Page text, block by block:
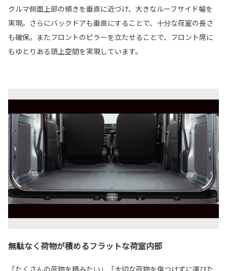
クルマ側面上部の傾きを垂直に近づけ、大きなルーフサイド幅を
実現。さらにバックドアも垂直にすることで、十分な荷室の長さ
も確保。またフロントのピラーを立たせることで、フロント席に
もゆとりある頭上空間を実現しています。
無駄なく荷物が積めるフラットな荷室内部
「たくさんの荷物を積みたい」「大切な荷物を傷つけずに運びた